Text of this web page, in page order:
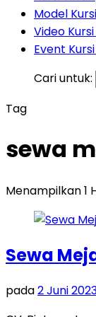
Model
Video
Event
Cari untuk:
Tag
sewa
Menampilkan 1
Sewa
pada2 Juni